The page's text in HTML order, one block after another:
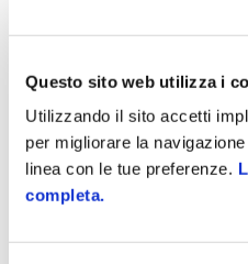
Questo sito web utilizza i
Utilizzando il sito accetti
per migliorare la
linea con le tue preferenze.
completa.
risposta, integrandoli con i
che l’organizzazione
implementare e rendere
interruzioni (discontinuità)
accidentali;
monitorare e riesaminare le